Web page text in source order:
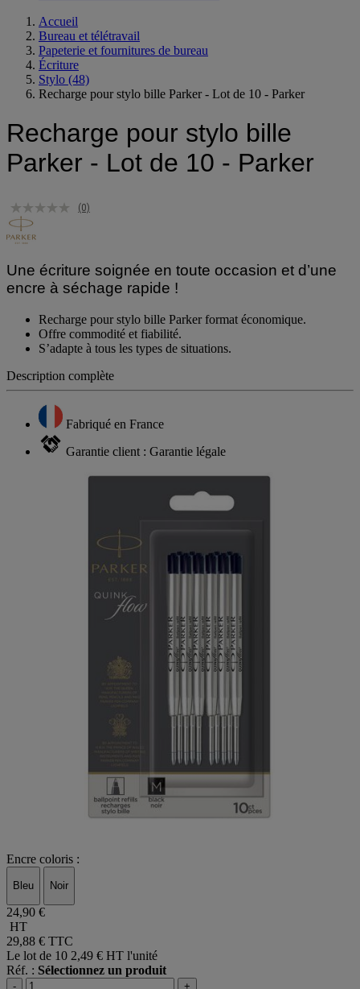
Accueil
Bureau et télétravail
Papeterie et fournitures de bureau
Écriture
Stylo (48)
Recharge pour stylo bille
Parker - Lot de 10 - Parker
Une écriture soignée en toute occasion et d’une
encre à séchage rapide !
Recharge pour stylo bille Parker format économique.
Offre commodité et fiabilité.
Description complète
Encre coloris :
24,90 €
HT
29,88 €TTC
Le lot de 10 2,49 € HT l'unité
Réf. :Sélectionnez un produit